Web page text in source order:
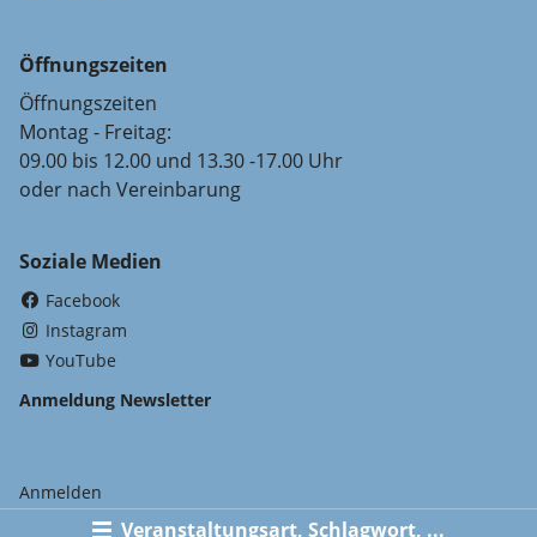
Veranstaltungsart, Schlagwort, ...
Öffnungszeiten
Öffnungszeiten
Montag - Freitag:
09.00 bis 12.00 und 13.30 -17.00 Uhr
oder nach Vereinbarung
Soziale Medien
Facebook
Instagram
YouTube
Anmeldung Newsletter
Anmelden